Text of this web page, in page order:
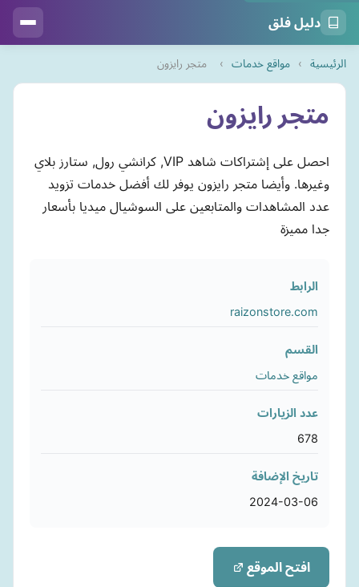
دليل فلق
الرئيسية › مواقع خدمات › متجر رايزون
متجر رايزون
احصل على إشتراكات شاهد VIP, كرانشي رول, ستارز بلاي
وغيرها. وأيضا متجر رايزون يوفر لك أفضل خدمات تزويد
عدد المشاهدات والمتابعين على السوشيال ميديا بأسعار
جدا مميزة
الرابط
raizonstore.com
القسم
مواقع خدمات
عدد الزيارات
678
تاريخ الإضافة
2024-03-06
افتح الموقع